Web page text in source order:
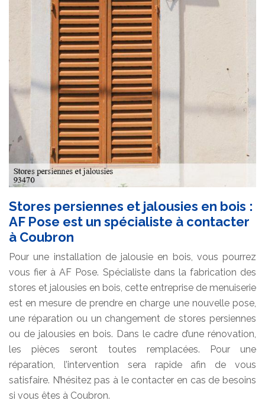
Stores persiennes et jalousies en bois :
AF Pose est un spécialiste à contacter
à Coubron
Pour une installation de jalousie en bois, vous pourrez
vous fier à AF Pose. Spécialiste dans la fabrication des
stores et jalousies en bois, cette entreprise de menuiserie
est en mesure de prendre en charge une nouvelle pose,
une réparation ou un changement de stores persiennes
ou de jalousies en bois. Dans le cadre d’une rénovation,
les pièces seront toutes remplacées. Pour une
réparation, l’intervention sera rapide afin de vous
satisfaire. N’hésitez pas à le contacter en cas de besoins
si vous êtes à Coubron.